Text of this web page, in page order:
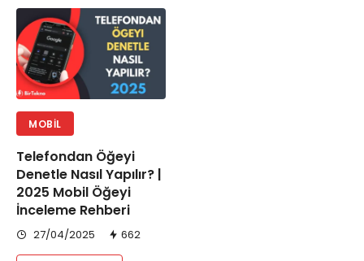
MOBIL
Telefondan Öğeyi
Denetle Nasıl Yapılır? |
2025 Mobil Öğeyi
İnceleme Rehberi
27/04/2025 662